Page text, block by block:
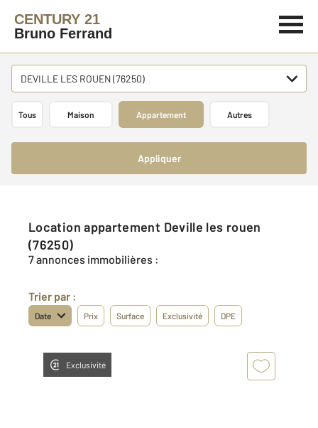
CENTURY 21
Bruno Ferrand
DEVILLE LES ROUEN (76250)
Tous Maison Appartement Autres
Appliquer
Location appartement Deville les rouen
(76250)
7 annonces immobilières :
Trier par :
Date Prix Surface Exclusivité DPE
Exclusivité